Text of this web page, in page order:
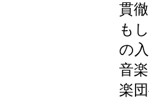
貫
も
の
音
楽